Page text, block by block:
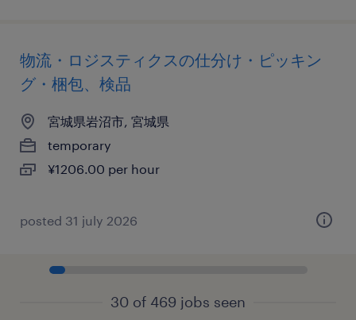
物流・ロジスティクスの仕分け・ピッキン
グ・梱包、検品
宮城県岩沼市, 宮城県
temporary
¥1206.00 per hour
posted 31 july 2026
30 of 469 jobs seen